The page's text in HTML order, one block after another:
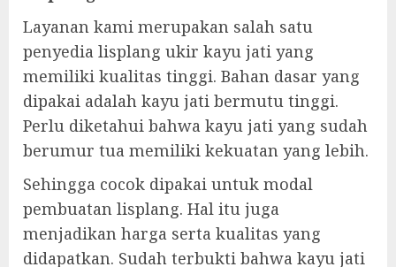
Layanan kami merupakan salah satu
penyedia lisplang ukir kayu jati yang
memiliki kualitas tinggi. Bahan dasar yang
dipakai adalah kayu jati bermutu tinggi.
Perlu diketahui bahwa kayu jati yang sudah
berumur tua memiliki kekuatan yang lebih.
Sehingga cocok dipakai untuk modal
pembuatan lisplang. Hal itu juga
menjadikan harga serta kualitas yang
didapatkan. Sudah terbukti bahwa kayu jati